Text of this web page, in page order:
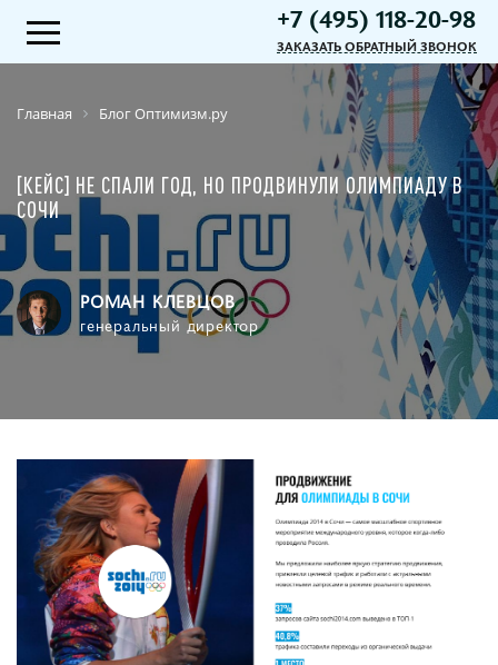
+7 (495) 118-20-98
ЗАКАЗАТЬ ОБРАТНЫЙ ЗВОНОК
Главная Блог Оптимизм.ру
[КЕЙС] НЕ СПАЛИ ГОД, НО ПРОДВИНУЛИ ОЛИМПИАДУ В
СОЧИ
РОМАН КЛЕВЦОВ
генеральный директор